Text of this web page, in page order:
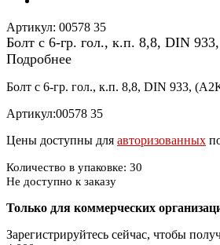
Артикул: 00578 35
Болт с 6-гр. гол., к.п. 8,8, DIN
Подробнее
Болт с 6-гр. гол., к.п. 8,8, DIN 933,
Артикул:00578 35
Цены доступны для авторизованных
Количество в упаковке: 30
Не доступно к заказу
Только для коммерческих
Зарегистрируйтесь сейчас, чтобы